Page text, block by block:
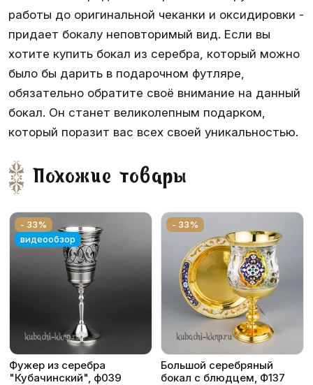
работы до оригинальной чеканки и оксидировки -
придает бокалу неповторимый вид. Если вы
хотите купить бокал из серебра, который можно
было бы дарить в подарочном футляре,
обязательно обратите своё внимание на данный
бокал. Он станет великолепным подарком,
который поразит вас всех своей уникальностью.
Похожие товары
- 33%
видеообзор
Фужер из серебра
"Кубачинский", ф039
- 33%
Большой серебряный
бокал с блюдцем, Ф137